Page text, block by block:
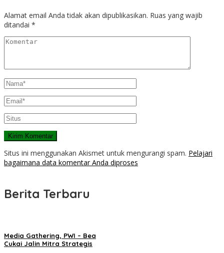
Alamat email Anda tidak akan dipublikasikan. Ruas yang wajib
ditandai *
Situs ini menggunakan Akismet untuk mengurangi spam. Pelajari
bagaimana data komentar Anda diproses
Berita Terbaru
Media Gathering, PWI – Bea
Cukai Jalin Mitra Strategis